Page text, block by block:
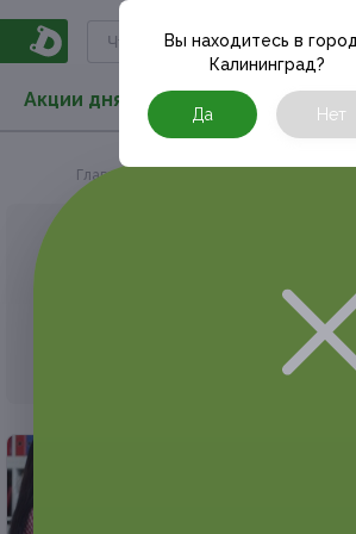
Акции дня Товары Туризм
Вы находитесь в
Калининград?
Да Нет
Главная
Но у Frendi есть
могут вам понравиться!